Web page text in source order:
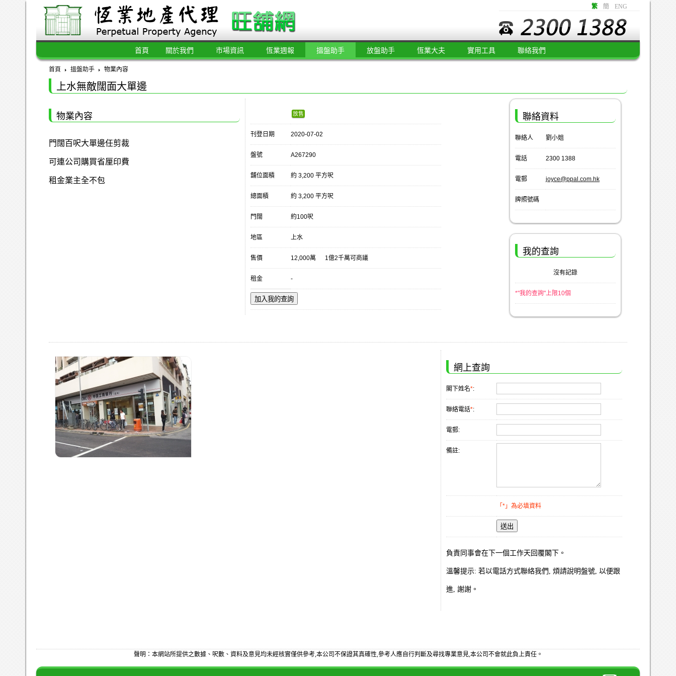
繁 簡 ENG
首頁 關於我們 市場資訊 恆業週報 搵盤助手 放盤助手 恆業大夫 實用工具 聯絡我們
首頁 搵盤助手 物業內容
上水無敵闊面大單邊
物業內容
門闊百呎大單邊任剪裁
可連公司購買省厘印費
租金業主全不包
放售
刊登日期 2020-07-02
盤號 A267290
舖位面積 約 3,200 平方呎
總面積 約 3,200 平方呎
門闊 約100呎
地區 上水
售價 12,000萬 1億2千萬可商議
租金 -
加入我的查詢
聯絡資料
聯絡人 劉小姐
電話 2300 1388
電郵 joyce@ppal.com.hk
牌照號碼
我的查詢
沒有記錄
*"我的查詢"上限10個
網上查詢
閣下姓名*:
聯絡電話*:
電郵:
備註:
「*」為必填資料
送出
負責同事會在下一個工作天回覆閣下。
溫馨提示: 若以電話方式聯絡我們, 煩請說明盤號, 以便跟
進, 謝謝。
聲明：本網站所提供之數據、呎數、資料及意見均未經核實僅供參考,本公司不保證其真確性,參考人應自行判斷及尋找專業意見,本公司不會就此負上責任。